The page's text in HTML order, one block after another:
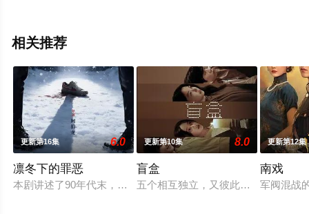
相关推荐
更新第16集 6.0
凛冬下的罪恶
本剧讲述了90年代末，怒河市刑侦支队在无普及监控、无DNA
更新第10集 8.0
盲盒
五个相互独立，又彼此呼应的故事
更新第12集
南戏
军阀混战